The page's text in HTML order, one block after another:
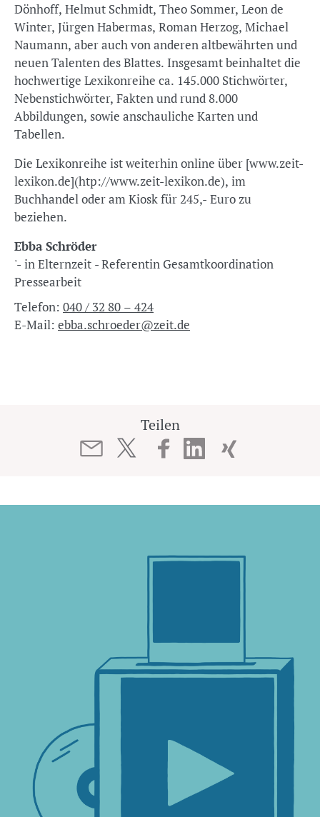
Dönhoff, Helmut Schmidt, Theo Sommer, Leon de
Winter, Jürgen Habermas, Roman Herzog, Michael
Naumann, aber auch von anderen altbewährten und
neuen Talenten des Blattes. Insgesamt beinhaltet die
hochwertige Lexikonreihe ca. 145.000 Stichwörter,
Nebenstichwörter, Fakten und rund 8.000
Abbildungen, sowie anschauliche Karten und
Tabellen.
Die Lexikonreihe ist weiterhin online über [www.zeit-
lexikon.de](htp://www.zeit-lexikon.de), im
Buchhandel oder am Kiosk für 245,- Euro zu
beziehen.
Ebba Schröder
'- in Elternzeit - Referentin Gesamtkoordination
Pressearbeit
Telefon: 040 / 32 80 – 424
E-Mail: ebba.schroeder@zeit.de
Teilen